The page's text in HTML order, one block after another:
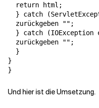
  return html;
} catch
  zurückgeben "";
} catch (IOException
  zurückgeben "";
  }
}
Und hier ist die Umsetzung.